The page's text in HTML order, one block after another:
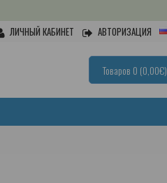
ЛИЧНЫЙ КАБИНЕТ АВТОРИЗАЦИЯ
Товаров 0 (0,00€)